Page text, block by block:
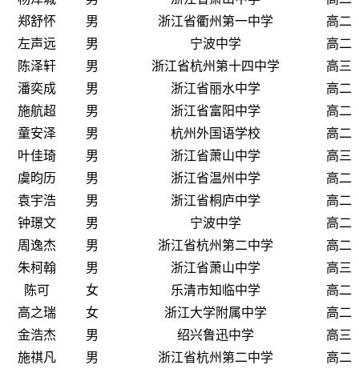
郑舒怀
男 浙江省衢州第一中学
高二
左声远
男 宁波中学
高二
陈泽轩
男 浙江省杭州第十四中学
高三
潘奕成
男 浙江省丽水中学
高二
施航超
男 浙江省富阳中学
高二
童安泽
男 杭州外国语学校
高二
叶佳琦
男 浙江省萧山中学
高三
虞昀历
男 浙江省温州中学
高二
袁宇浩
男 浙江省桐庐中学
高二
钟璟文
男 宁波中学
高二
周逸杰
男 浙江省杭州第二中学
高二
朱柯翰
男 浙江省萧山中学
高三
陈可
女 乐清市知临中学
高二
高之瑞
女 浙江大学附属中学
高二
金浩杰
男 绍兴鲁迅中学
高三
施祺凡
男 浙江省杭州第二中学
高二